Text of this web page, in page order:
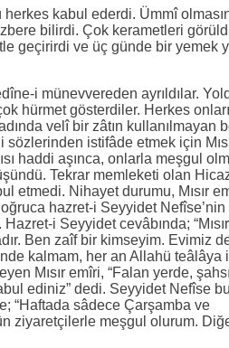
kabul ederdi. Ümmî
bilirdi. Çok kerametleri
geçirirdi ve üç günde bir yemek
i münevvereden ayrıldılar.
hürmet gösterdiler. Herkes
velî bir zâtın kullanılmayan
istifâde etmek için
haddi aşınca, onlarla meşgul
Tekrar memleketi olan
etmedi. Nihayet durumu, Mısır
hazret-i Seyyidet Nefîse’nin
i Seyyidet cevâbında;
Ben zaîf bir kimseyim. Evimiz
kalmam, her an Allahü teâlâya
Mısır emîri, “Falan yerde,
ediniz” dedi. Seyyidet Nefîse
“Haftada sâdece Çarşamba ve
ziyaretçilerle meşgul olurum.